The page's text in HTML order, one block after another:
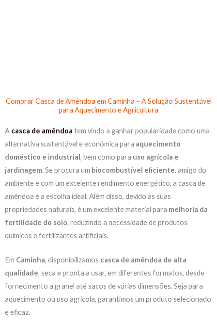
Comprar Casca de Amêndoa em Caminha – A Solução Sustentável
para Aquecimento e Agricultura
A casca de amêndoa tem vindo a ganhar popularidade como uma
alternativa sustentável e económica para aquecimento
doméstico e industrial, bem como para uso agrícola e
jardinagem. Se procura um biocombustível eficiente, amigo do
ambiente e com um excelente rendimento energético, a casca de
amêndoa é a escolha ideal. Além disso, devido às suas
propriedades naturais, é um excelente material para melhoria da
fertilidade do solo, reduzindo a necessidade de produtos
químicos e fertilizantes artificiais.
Em Caminha, disponibilizamos casca de amêndoa de alta
qualidade, seca e pronta a usar, em diferentes formatos, desde
fornecimento a granel até sacos de várias dimensões. Seja para
aquecimento ou uso agrícola, garantimos um produto selecionado
e eficaz.